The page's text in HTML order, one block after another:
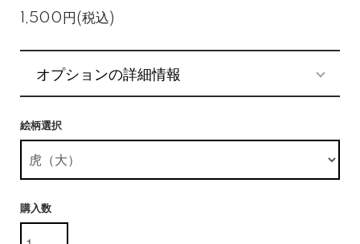
1,500円(税込)
オプションの詳細情報
絵柄選択
購入数